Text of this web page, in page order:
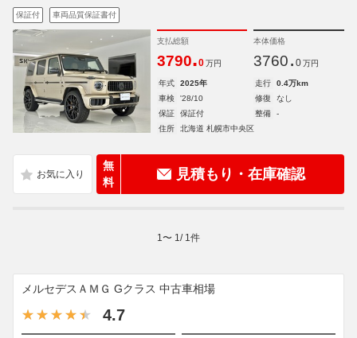
保証付 車両品質保証書付
支払総額
3790.0 万円
本体価格
3760. 0 万円
年式 2025年 走行
0.4万km
車検
'28/10 修復
なし
保証
保証付 整備
-
住所
北海道 札幌市中央区
無
料
見積もり・在庫確認
1 〜 1 / 1 件
メルセデスＡＭＧ Gクラス 中古車相場
4.7